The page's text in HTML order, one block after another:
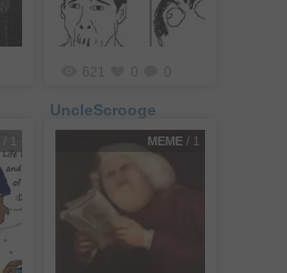
621
UncleScrooge
/ 1 MEME / 1